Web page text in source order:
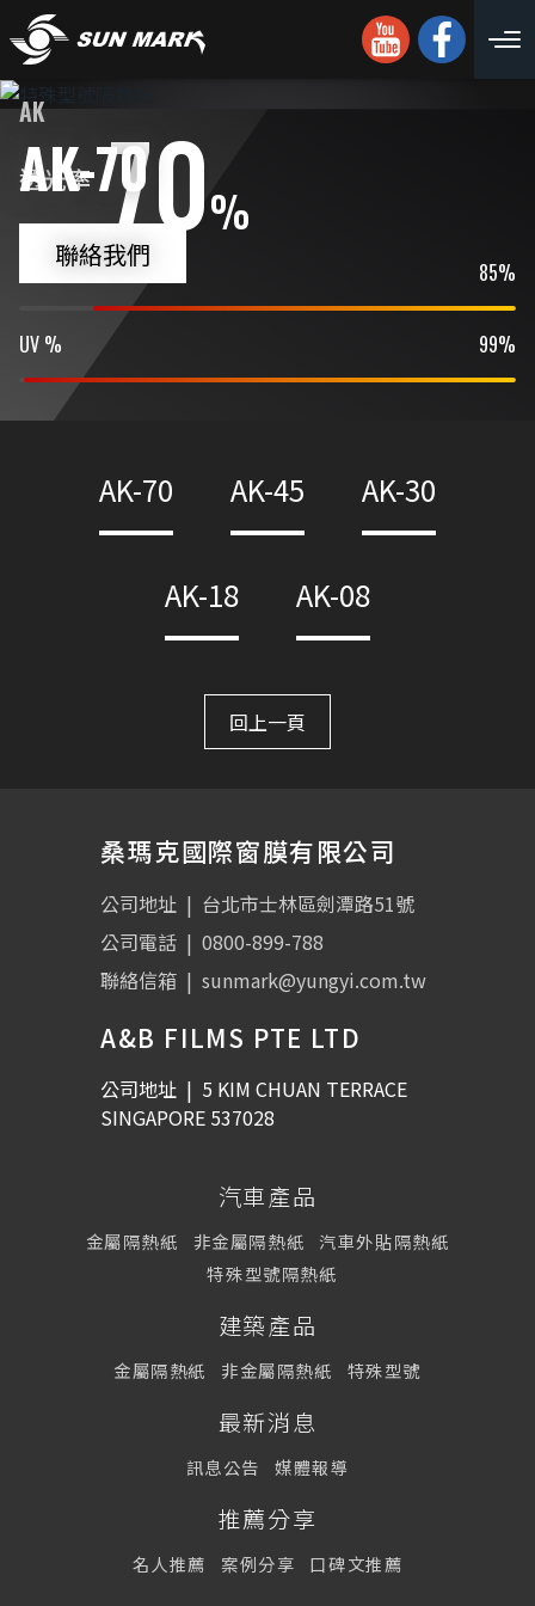
AK
AK-70
聯絡我們
IR % 85%
UV % 99%
透光率 70%
AK-70 AK-45 AK-30
AK-18 AK-08
回上一頁
桑瑪克國際窗膜有限公司
公司地址 | 台北市士林區劍潭路51號
公司電話 | 0800-899-788
聯絡信箱 | sunmark@yungyi.com.tw
A&B FILMS PTE LTD
公司地址 | 5 KIM CHUAN TERRACE
SINGAPORE 537028
汽車產品
金屬隔熱紙 非金屬隔熱紙
汽車外貼隔熱紙
特殊型號隔熱紙
建築產品
金屬隔熱紙 非金屬隔熱紙 特殊型號
最新消息
訊息公告 媒體報導
推薦分享
名人推薦 案例分享 口碑文推薦